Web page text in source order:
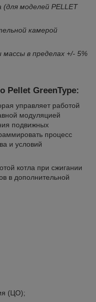
(для моделей PELLET
камерой
в пределах +/- 5%
Pellet GreenType:
управляет работой
модуляцией
подвижных
процесс
и условий
котла при сжигании
в дополнительной
(ЦО);